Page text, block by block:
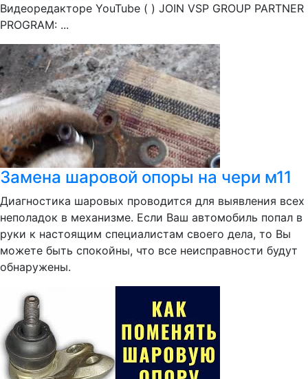
Видеоредакторе YouTube ( ) JOIN VSP GROUP PARTNER
PROGRAM: ...
Замена шаровой опоры на чери м11
Диагностика шаровых проводится для выявления всех
неполадок в механизме. Если Ваш автомобиль попал в
руки к настоящим специалистам своего дела, то Вы
можете быть спокойны, что все неисправности будут
обнаружены.